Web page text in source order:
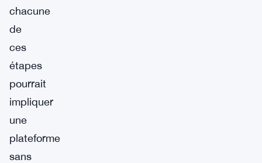
chacune
de
ces
étapes
pourrait
impliquer
une
plateforme
sans